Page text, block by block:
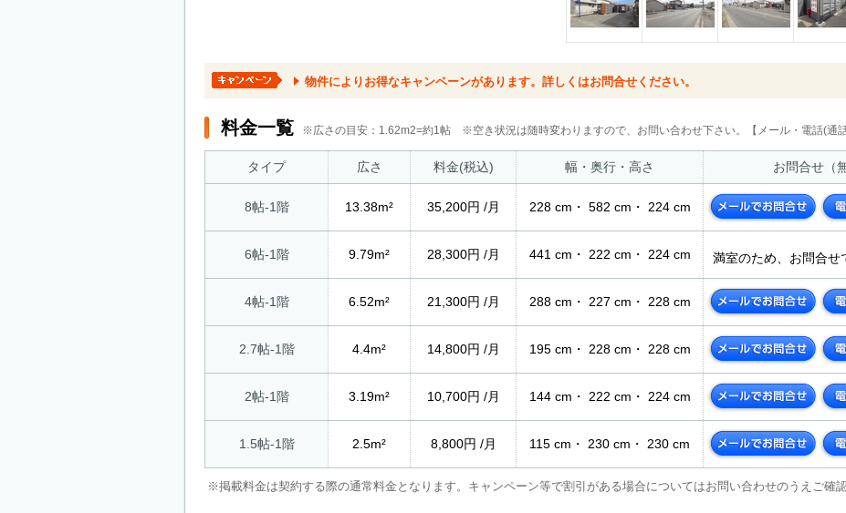
物件によりお得なキャンペーンがあります。詳しくはお問合せください。
料金一覧 ※広さの目安：1.62m2=約1帖 ※空き状況は随時変わりますので、お問い合わせ下さい。【メール・電話(通話
タイプ 広さ 料金(税込) 幅・奥行・高さ お問合せ（
8帖-1階 13.38m² 35,200円 /月 228 cm・ 582 cm・ 224 cm
6帖-1階 9.79m² 28,300円 /月 441 cm・ 222 cm・ 224 cm 満室のため、お問合せ
4帖-1階 6.52m² 21,300円 /月 288 cm・ 227 cm・ 228 cm
2.7帖-1階 4.4m² 14,800円 /月 195 cm・ 228 cm・ 228 cm
2帖-1階 3.19m² 10,700円 /月 144 cm・ 222 cm・ 224 cm
1.5帖-1階 2.5m² 8,800円 /月 115 cm・ 230 cm・ 230 cm
※掲載料金は契約する際の通常料金となります。キャンペーン等で割引がある場合についてはお問い合わせのうえご確認